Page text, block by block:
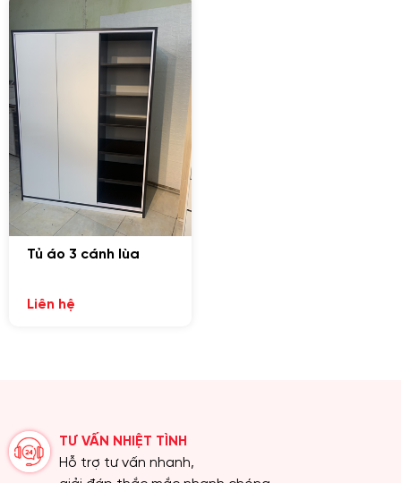
Tủ áo 3 cánh lùa
Liên hệ
TƯ VẤN NHIỆT TÌNH
Hỗ trợ tư vấn nhanh,